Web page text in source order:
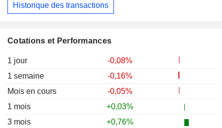
Cotations et Performances
1 jour
-0,08%
1 semaine
-0,16%
Mois en cours
-0,05%
1 mois
+0,03%
3 mois
+0,76%
Historique des transactions